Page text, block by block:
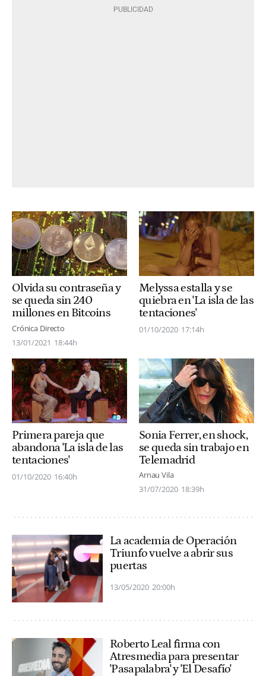
Olvida su contraseña y
se queda sin 240
millones en Bitcoins
Crónica Directo
13/01/2021 18:44h
Melyssa estalla y se
quiebra en 'La isla de las
tentaciones'
01/10/2020 17:14h
Primera pareja que
abandona 'La isla de las
tentaciones'
01/10/2020 16:40h
Sonia Ferrer, en shock,
se queda sin trabajo en
Telemadrid
Arnau Vila
31/07/2020 18:39h
La academia de Operación
Triunfo vuelve a abrir sus
puertas
13/05/2020 20:00h
Roberto Leal firma con
Atresmedia para presentar
'Pasapalabra' y 'El Desafío'